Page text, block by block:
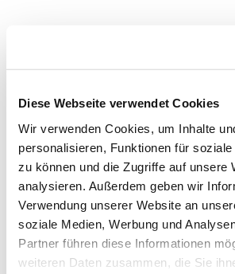
Diese Webseite verwendet Cookies
Wir verwenden Cookies, um Inhalte
personalisieren, Funktionen für
zu können und die Zugriffe auf unsere
analysieren. Außerdem geben wir
Verwendung unserer Website an
soziale Medien, Werbung und
Partner führen diese Informationen
weiteren Daten zusammen, die Sie